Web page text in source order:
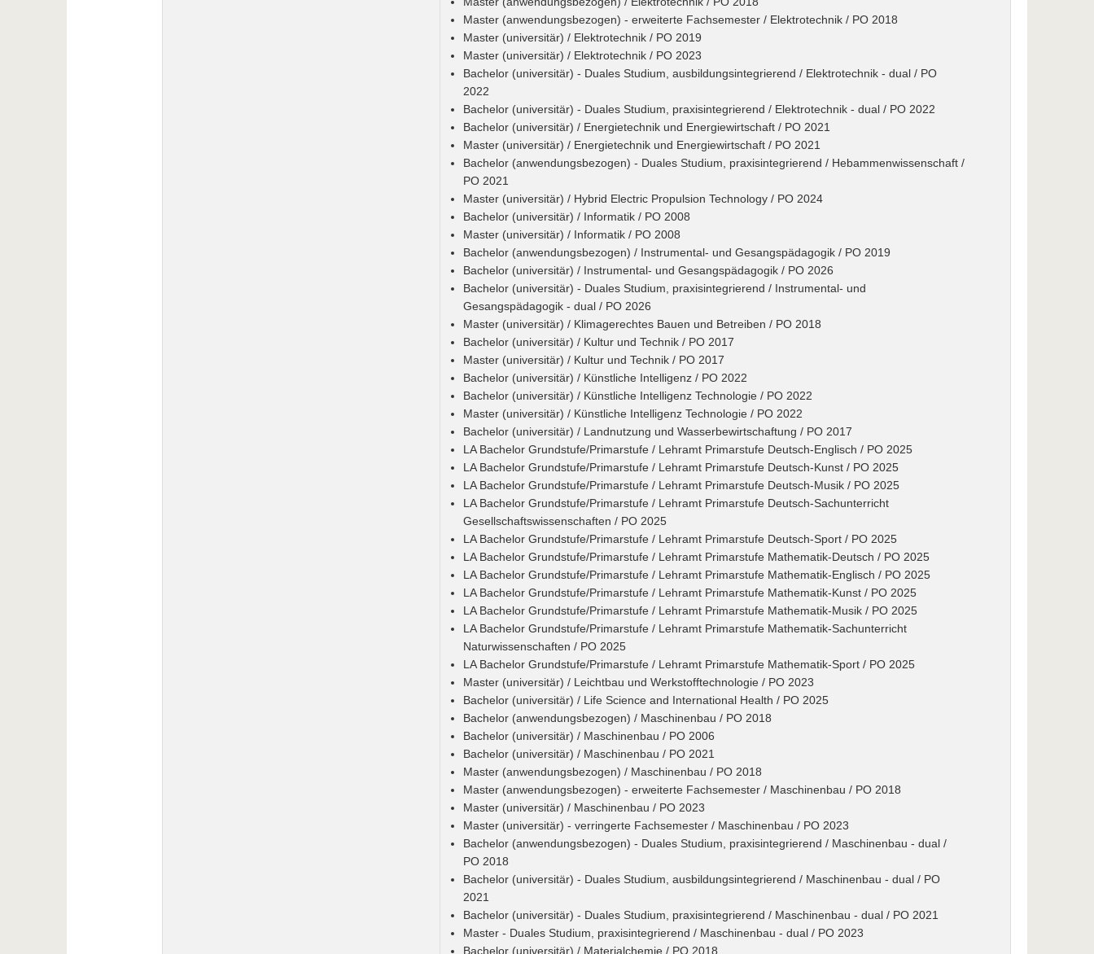
Master (anwendungsbezogen) - erweiterte Fachsemester / Elektrotechnik / PO 2018
Master (universitär) / Elektrotechnik / PO 2019
Master (universitär) / Elektrotechnik / PO 2023
Bachelor (universitär) - Duales Studium, ausbildungsintegrierend / Elektrotechnik - dual / PO
2022
Bachelor (universitär) - Duales Studium, praxisintegrierend / Elektrotechnik - dual / PO 2022
Bachelor (universitär) / Energietechnik und Energiewirtschaft / PO 2021
Master (universitär) / Energietechnik und Energiewirtschaft / PO 2021
Bachelor (anwendungsbezogen) - Duales Studium, praxisintegrierend / Hebammenwissenschaft /
PO 2021
Master (universitär) / Hybrid Electric Propulsion Technology / PO 2024
Bachelor (universitär) / Informatik / PO 2008
Master (universitär) / Informatik / PO 2008
Bachelor (anwendungsbezogen) / Instrumental- und Gesangspädagogik / PO 2019
Bachelor (universitär) / Instrumental- und Gesangspädagogik / PO 2026
Bachelor (universitär) - Duales Studium, praxisintegrierend / Instrumental- und
Gesangspädagogik - dual / PO 2026
Master (universitär) / Klimagerechtes Bauen und Betreiben / PO 2018
Bachelor (universitär) / Kultur und Technik / PO 2017
Master (universitär) / Kultur und Technik / PO 2017
Bachelor (universitär) / Künstliche Intelligenz / PO 2022
Bachelor (universitär) / Künstliche Intelligenz Technologie / PO 2022
Master (universitär) / Künstliche Intelligenz Technologie / PO 2022
Bachelor (universitär) / Landnutzung und Wasserbewirtschaftung / PO 2017
LA Bachelor Grundstufe/Primarstufe / Lehramt Primarstufe Deutsch-Englisch / PO 2025
LA Bachelor Grundstufe/Primarstufe / Lehramt Primarstufe Deutsch-Kunst / PO 2025
LA Bachelor Grundstufe/Primarstufe / Lehramt Primarstufe Deutsch-Musik / PO 2025
LA Bachelor Grundstufe/Primarstufe / Lehramt Primarstufe Deutsch-Sachunterricht
Gesellschaftswissenschaften / PO 2025
LA Bachelor Grundstufe/Primarstufe / Lehramt Primarstufe Deutsch-Sport / PO 2025
LA Bachelor Grundstufe/Primarstufe / Lehramt Primarstufe Mathematik-Deutsch / PO 2025
LA Bachelor Grundstufe/Primarstufe / Lehramt Primarstufe Mathematik-Englisch / PO 2025
LA Bachelor Grundstufe/Primarstufe / Lehramt Primarstufe Mathematik-Kunst / PO 2025
LA Bachelor Grundstufe/Primarstufe / Lehramt Primarstufe Mathematik-Musik / PO 2025
LA Bachelor Grundstufe/Primarstufe / Lehramt Primarstufe Mathematik-Sachunterricht
Naturwissenschaften / PO 2025
LA Bachelor Grundstufe/Primarstufe / Lehramt Primarstufe Mathematik-Sport / PO 2025
Master (universitär) / Leichtbau und Werkstofftechnologie / PO 2023
Bachelor (universitär) / Life Science and International Health / PO 2025
Bachelor (anwendungsbezogen) / Maschinenbau / PO 2018
Bachelor (universitär) / Maschinenbau / PO 2006
Bachelor (universitär) / Maschinenbau / PO 2021
Master (anwendungsbezogen) / Maschinenbau / PO 2018
Master (anwendungsbezogen) - erweiterte Fachsemester / Maschinenbau / PO 2018
Master (universitär) / Maschinenbau / PO 2023
Master (universitär) - verringerte Fachsemester / Maschinenbau / PO 2023
Bachelor (anwendungsbezogen) - Duales Studium, praxisintegrierend / Maschinenbau - dual /
PO 2018
Bachelor (universitär) - Duales Studium, ausbildungsintegrierend / Maschinenbau - dual / PO
2021
Bachelor (universitär) - Duales Studium, praxisintegrierend / Maschinenbau - dual / PO 2021
Master - Duales Studium, praxisintegrierend / Maschinenbau - dual / PO 2023
Bachelor (universitär) / Materialchemie / PO 2018